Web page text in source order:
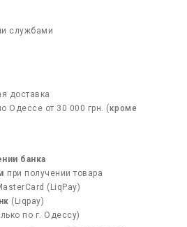
службами
доставка
Одессе от 30 000 грн. (кроме
банка
при получении товара
(LiqPay)
(Liqpay)
по г. Одессу)